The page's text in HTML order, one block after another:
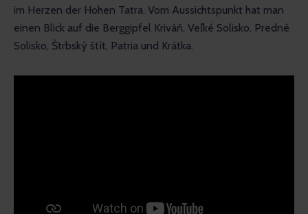
im Herzen der Hohen Tatra. Vom Aussichtspunkt hat man
einen Blick auf die Berggipfel Kriváň, Veľké Solisko, Predné
Solisko, Štrbský štít, Patria und Krátka.